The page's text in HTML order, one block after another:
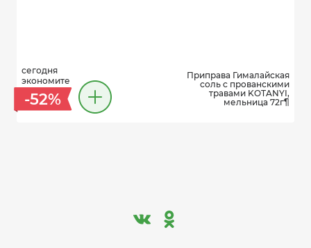
сегодня
экономите
-52%
Приправа Гималайская
соль с прованскими
травами KOTANYI,
мельница 72г¶